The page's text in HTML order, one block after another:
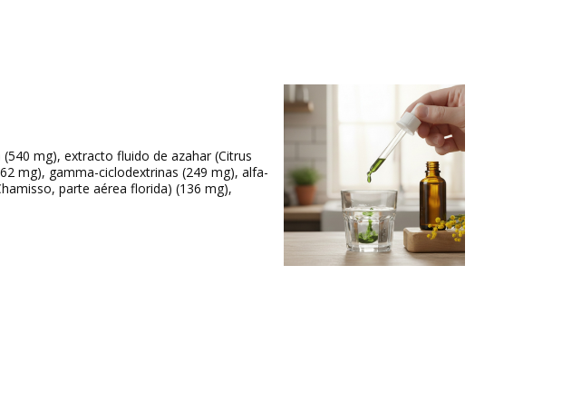
(540 mg), extracto fluido de azahar (Citrus
mg), gamma-ciclodextrinas (249 mg), alfa-
parte aérea florida) (136 mg),